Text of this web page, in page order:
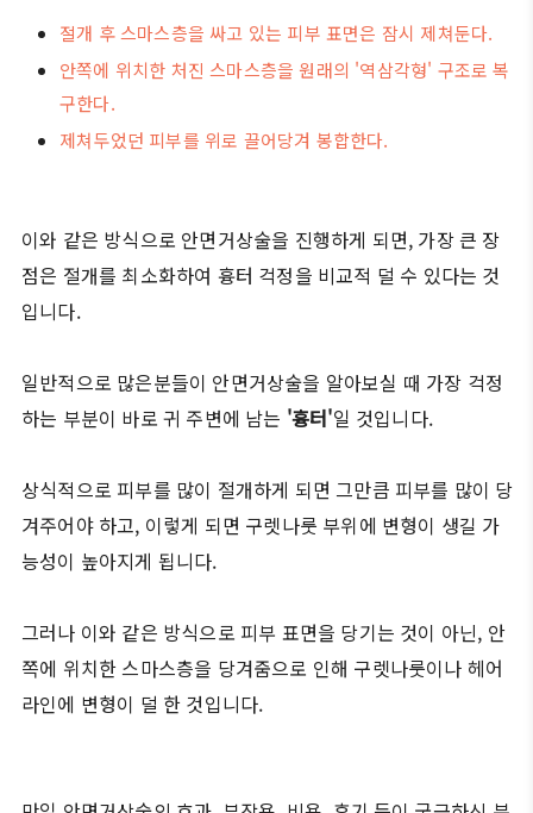
절개 후 스마스층을 싸고 있는 피부 표면은 잠시 제쳐둔다.
안쪽에 위치한 처진 스마스층을 원래의 '역삼각형' 구조로 복
구한다.
제쳐두었던 피부를 위로 끌어당겨 봉합한다.
이와 같은 방식으로 안면거상술을 진행하게 되면, 가장 큰 장
점은 절개를 최소화하여 흉터 걱정을 비교적 덜 수 있다는 것
입니다.
일반적으로 많은분들이 안면거상술을 알아보실 때 가장 걱정
하는 부분이 바로 귀 주변에 남는 '흉터'일 것입니다.
상식적으로 피부를 많이 절개하게 되면 그만큼 피부를 많이 당
겨주어야 하고, 이렇게 되면 구렛나룻 부위에 변형이 생길 가
능성이 높아지게 됩니다.
그러나 이와 같은 방식으로 피부 표면을 당기는 것이 아닌, 안
쪽에 위치한 스마스층을 당겨줌으로 인해 구렛나룻이나 헤어
라인에 변형이 덜 한 것입니다.